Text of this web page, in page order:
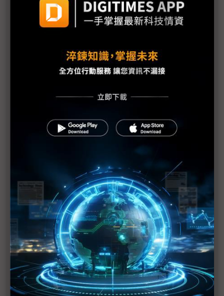
世轉單效應加溫
IC載板、網通PCB續熱 材料與設備缺貨變成長阻力
評析：2026全球半導體挑戰1兆美元 電子業仍「上
韌性分化浮現
「非台積體系」卡位先進封測下半場 台OSAT三雄邁
入投資高原期
2026面板憂喜參半 供應鏈氛圍險中求穩
2026賽事助長面板出貨有限 折疊螢幕後勢可期
無人機2026年進入籌獲高峰期 台廠加速供應鏈分工
整合
AI泡沫？ 伺服器ODM一路看旺到2026年底
電子紙的狂歡「才剛開始」 元太、振曜齊聲歡呼
2026年矽光子迎商轉關鍵期 光通訊廠大力擁抱前瞻